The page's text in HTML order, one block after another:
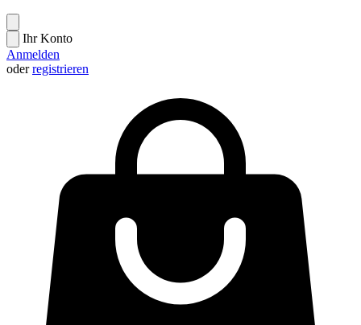
Ihr Konto
Anmelden
oderregistrieren